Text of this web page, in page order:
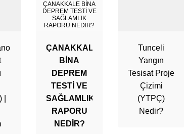
ÇANAKKALE BİNA
DEPREM TESTİ VE
SAĞLAMLIK
RAPORU NEDİR?
ÇANAKKALE
BİNA
DEPREM
TESTİ VE
SAĞLAMLIK
RAPORU
NEDİR?
Tunceli
Yangın
Tesisat Proje
Çizimi
(YTPÇ)
Nedir?